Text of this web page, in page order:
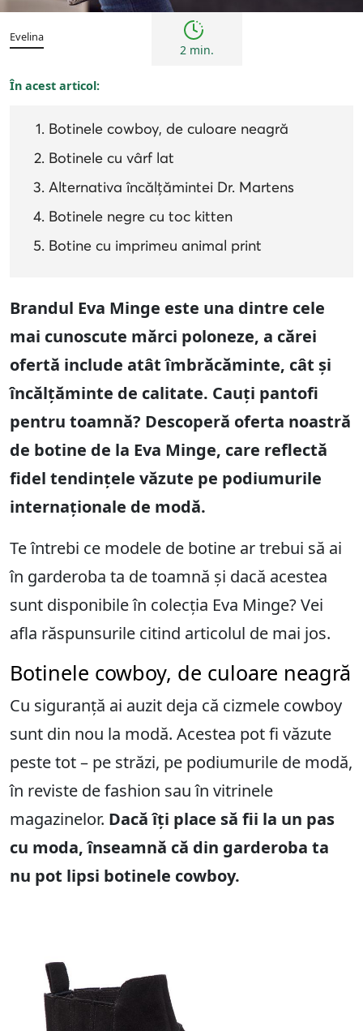
Evelina
2 min.
În acest articol:
Botinele cowboy, de culoare neagră
Botinele cu vârf lat
Alternativa încălțămintei Dr. Martens
Botinele negre cu toc kitten
Botine cu imprimeu animal print
Brandul Eva Minge este una dintre cele
mai cunoscute mărci poloneze, a cărei
ofertă include atât îmbrăcăminte, cât și
încălțăminte de calitate. Cauți pantofi
pentru toamnă? Descoperă oferta noastră
de botine de la Eva Minge, care reflectă
fidel tendințele văzute pe podiumurile
internaționale de modă.
Te întrebi ce modele de botine ar trebui să ai
în garderoba ta de toamnă și dacă acestea
sunt disponibile în colecția Eva Minge? Vei
afla răspunsurile citind articolul de mai jos.
Botinele cowboy, de culoare neagră
Cu siguranță ai auzit deja că cizmele cowboy
sunt din nou la modă. Acestea pot fi văzute
peste tot – pe străzi, pe podiumurile de modă,
în reviste de fashion sau în vitrinele
magazinelor. Dacă îți place să fii la un pas
cu moda, înseamnă că din garderoba ta
nu pot lipsi botinele cowboy.